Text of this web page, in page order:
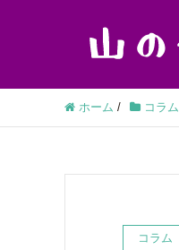
ホーム / コラム
コラム